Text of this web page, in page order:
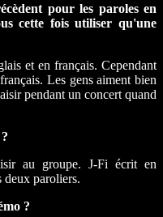
pour les paroles en
cette fois utiliser qu'une
et en français. Cependant
Les gens aiment bien
pendant un concert quand
au groupe. J-Fi écrit en
deux paroliers.
?